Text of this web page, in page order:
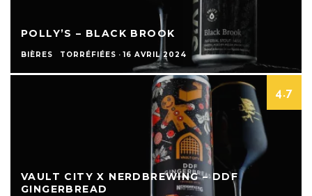
POLLY’S – BLACK BROOK
BIÈRES TORRÉFIÉES · 16 AVRIL 2024
4.7
VAULT CITY X NERDBREWING – DDF
GINGERBREAD